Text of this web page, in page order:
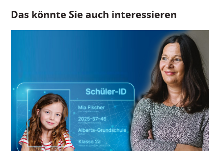
Das könnte Sie auch interessieren